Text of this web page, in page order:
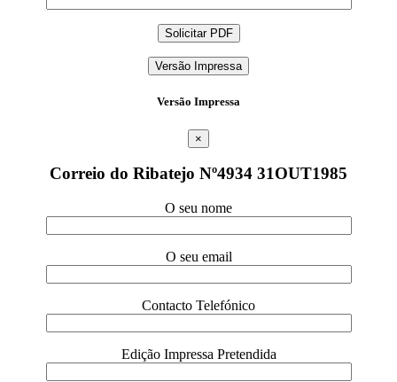
Versão Impressa
Versão Impressa
×
Correio do Ribatejo Nº4934 31OUT1985
O seu nome
O seu email
Contacto Telefónico
Edição Impressa Pretendida